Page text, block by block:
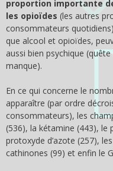
proportion importante
les opioïdes (les autres
consommateurs
que alcool et opioïdes,
aussi bien psychique
manque).
En ce qui concerne le
apparaître (par ordre
consommateurs), les
(536), la kétamine (443), le
protoxyde d’azote (257),
cathinones (99) et enfin le